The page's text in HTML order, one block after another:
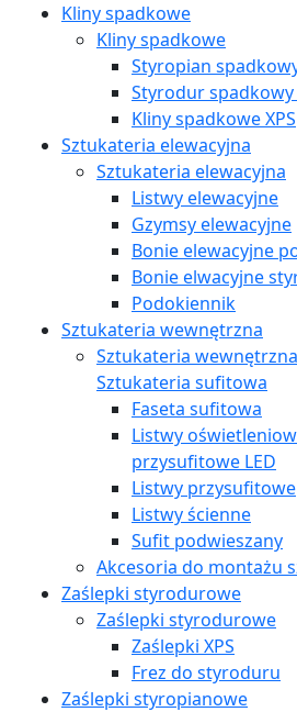
Kliny spadkowe
Kliny spadkowe
Styropian
Styrodur spadkowy
Kliny spadkowe XPS
Sztukateria elewacyjna
Sztukateria elewacyjna
Listwy elewacyjne
Gzymsy elewacyjne
Bonie elewacyjne
Bonie elwacyjne
Podokiennik
Sztukateria wewnętrzna
Sztukateria
Sztukateria sufitowa
Faseta sufitowa
Listwy
przysufitowe LED
Listwy przysufitowe
Listwy ścienne
Sufit podwieszany
Akcesoria do montażu
Zaślepki styrodurowe
Zaślepki styrodurowe
Zaślepki XPS
Frez do styroduru
Zaślepki styropianowe